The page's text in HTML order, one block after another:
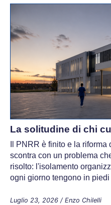
La solitudine di chi
Il PNRR è finito e la
scontra con un problema
risolto: l'isolamento
ogni giorno tengono in piedi
Luglio 23, 2026 / Enzo Chilelli